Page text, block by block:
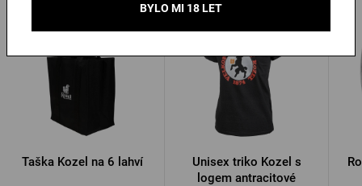
Taška Kozel na 6 lahví
Unisex triko Kozel s
logem antracitové
BYLO MI 18 LET